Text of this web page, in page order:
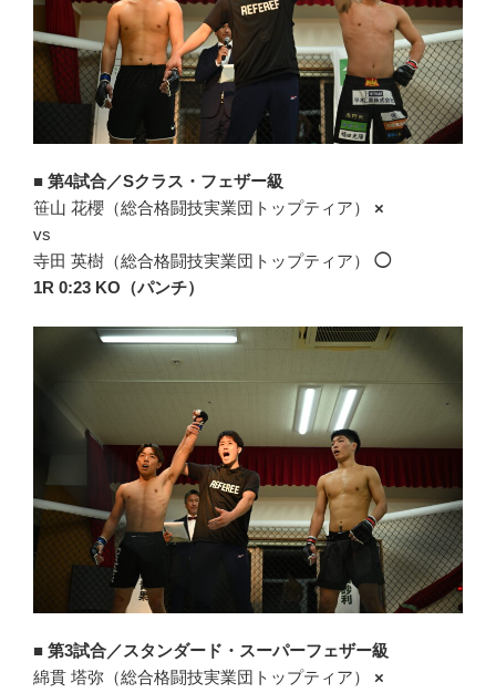
■ 第4試合／Sクラス・フェザー級
笹山 花櫻（総合格闘技実業団トップティア） ×
vs
寺田 英樹（総合格闘技実業団トップティア） ◯
1R 0:23 KO（パンチ）
■ 第3試合／スタンダード・スーパーフェザー級
綿貫 塔弥（総合格闘技実業団トップティア） ×